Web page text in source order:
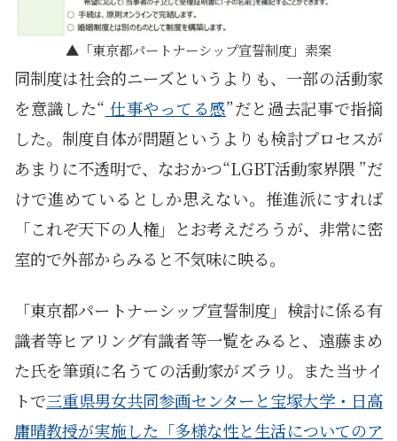
「東京都パートナーシップ宣誓制度」素案
同制度は社会的ニーズというよりも、一部の活動家
を意識した“ 仕事やってる感”だと過去記事で指摘
した。制度自体が問題というよりも検討プロセスが
あまりに不透明で、なおかつ“LGBT活動家界隈 ”だ
けで進めているとしか思えない。推進派にすれば
「これぞ天下の人権」とお考えだろうが、非常に密
室的で外部からみると不気味に映る。
「東京都パートナーシップ宣誓制度」検討に係る有
識者等ヒアリング有識者等一覧をみると、遠藤まめ
た氏を筆頭に名うての活動家がズラリ。また当サイ
トで三重県男女共同参画センターと宝塚大学・日高
庸晴教授が実施した「多様な性と生活についてのア